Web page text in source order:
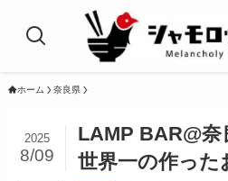
ホーム 奈良県
LAMP BAR@
世界一の作った
2025
8/09